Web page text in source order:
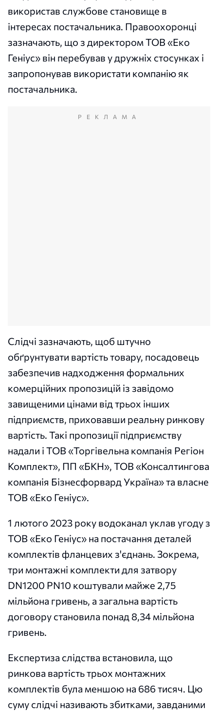
використав службове становище в
інтересах постачальника. Правоохоронці
зазначають, що з директором ТОВ «Еко
Геніус» він перебував у дружніх стосунках і
запропонував використати компанію як
постачальника.
РЕКЛАМА
Слідчі зазначають, щоб штучно
обґрунтувати вартість товару, посадовець
забезпечив надходження формальних
комерційних пропозицій із завідомо
завищеними цінами від трьох інших
підприємств, приховавши реальну ринкову
вартість. Такі пропозиції підприємству
надали і ТОВ «Торгівельна компанія Регіон
Комплект», ПП «БКН», ТОВ «Консалтингова
компанія Бізнесфорвард Україна» та власне
ТОВ «Еко Геніус».
1 лютого 2023 року водоканал уклав угоду з
ТОВ «Еко Геніус» на постачання деталей
комплектів фланцевих з'єднань. Зокрема,
три монтажні комплекти для затвору
DN1200 PN10 коштували майже 2,75
мільйона гривень, а загальна вартість
договору становила понад 8,34 мільйона
гривень.
Експертиза слідства встановила, що
ринкова вартість трьох монтажних
комплектів була меншою на 686 тисяч. Цю
суму слідчі називають збитками, завданими